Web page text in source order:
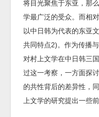
将目光聚焦于东亚，那
学最广泛的受众。而相
以中日韩为代表的东亚
共同特点2)。作为传播
对村上文学在中日韩三
过这一考察，一方面探
的共性背后的差异性，
上文学的研究提出一些